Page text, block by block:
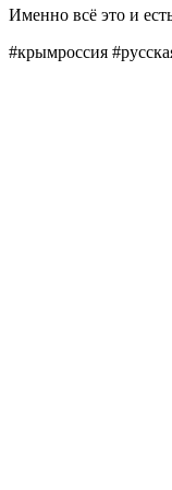
Именно всё это и
#крымроссия